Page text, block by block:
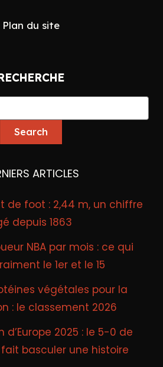
Plan du site
ARTICLES
de foot : 2,44 m, un chiffre
depuis 1863
NBA par mois : ce qui
le 1er et le 15
végétales pour la
: le classement 2026
d’Europe 2025 : le 5-0 de
basculer une histoire